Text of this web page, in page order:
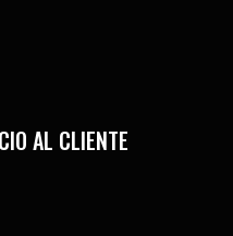
AL CLIENTE